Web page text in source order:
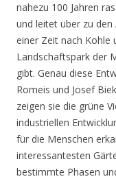
nahezu 100 Jahren
und leitet über zu
einer Zeit nach Kohle
Landschaftspark der
gibt. Genau diese
Romeis und Josef
zeigen sie die grüne
industriellen
für die Menschen
interessantesten
bestimmte Phasen